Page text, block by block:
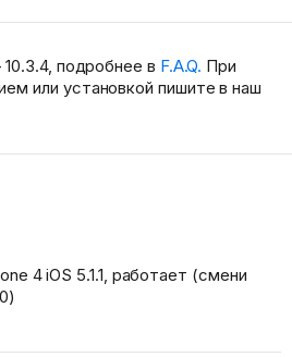
подробнее в F.A.Q. При
или установкой пишите в наш
4 iOS 5.1.1, работает (смени